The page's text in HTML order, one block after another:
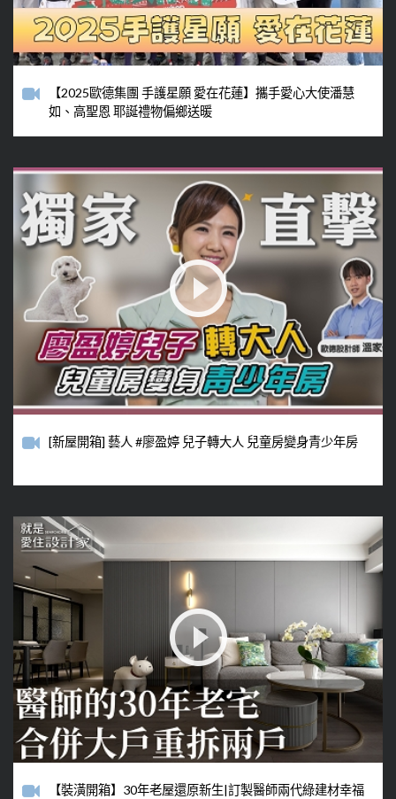
【2025歐德集團 手護星願 愛在花蓮】攜手愛心大使潘慧
如、高聖恩 耶誕禮物偏鄉送暖
[新屋開箱] 藝人 #廖盈婷 兒子轉大人 兒童房變身青少年房
【裝潢開箱】30年老屋還原新生|訂製醫師兩代綠建材幸福